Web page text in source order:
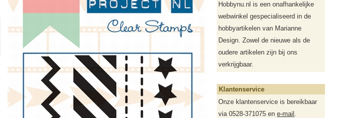
Hobbynu.nl is een onafhankelijke
webwinkel gespecialiseerd in de
hobbyartikelen van Marianne
Design. Zowel de nieuwe als de
oudere artikelen zijn bij ons
verkrijgbaar.
Klantenservice
Onze klantenservice is bereikbaar
via 0528-371075 en e-mail .